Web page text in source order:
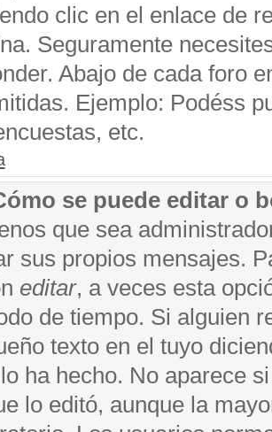
clic en el enlace de
Seguramente
Abajo de cada foro
Ejemplo: Podéss
etc.
se puede editar o
que sea
sus propios mensajes.
editar, a veces esta
de tiempo. Si alguien
texto en el tuyo
ha hecho. No aparece
lo editó, aunque la